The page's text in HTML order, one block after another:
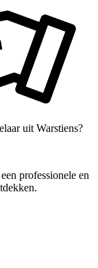
uit Warstiens?
professionele en